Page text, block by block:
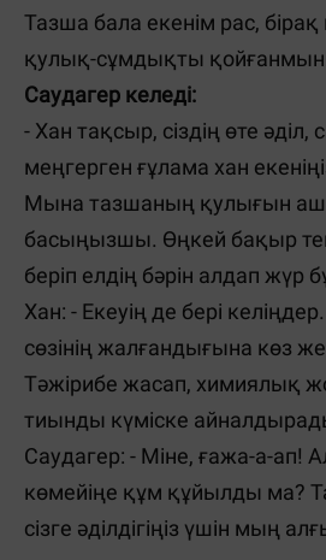
Тазша бала екенім рас, бірақ
қулық-сұмдықты
Саудагер келеді:
- Хан тақсыр, сіздің өте
меңгерген ғұлама хан
Мына тазшаның қулығын
басыңызшы. Өңкей бақыр
беріп елдің бәрін алдап жүр
Хан: - Екеуің де бері
сөзінің жалғандығына көз
Тәжірибе жасап, химиялық
тиынды күміске
Саудагер: - Міне, ғажа-а-ап!
көмейіңе құм құйылды ма?
сізге әділдігіңіз үшін мың